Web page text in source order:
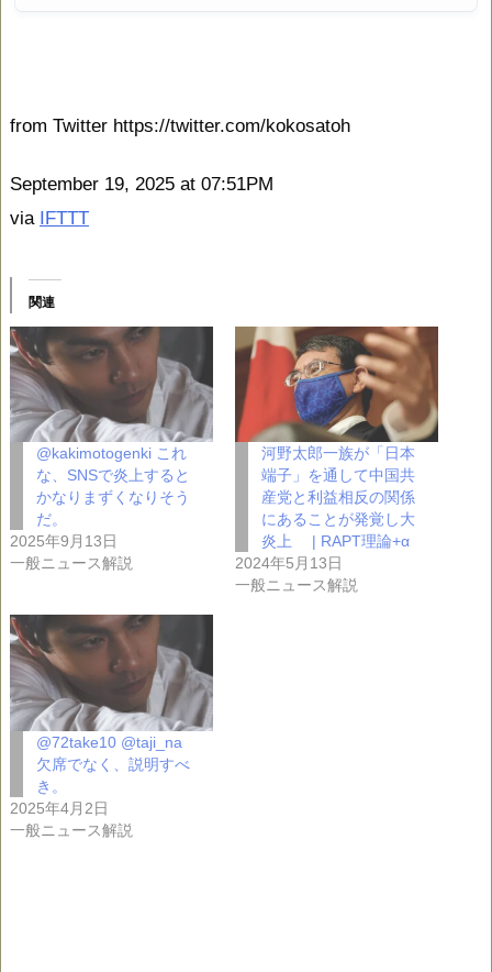
from Twitter https://twitter.com/kokosatoh
September 19, 2025 at 07:51PM
via IFTTT
関連
@kakimotogenki これ
な、SNSで炎上すると
かなりまずくなりそう
だ。
2025年9月13日
一般ニュース解説
河野太郎一族が「日本
端子」を通して中国共
産党と利益相反の関係
にあることが発覚し大
炎上 | RAPT理論+α
2024年5月13日
一般ニュース解説
@72take10 @taji_na
欠席でなく、説明すべ
き。
2025年4月2日
一般ニュース解説